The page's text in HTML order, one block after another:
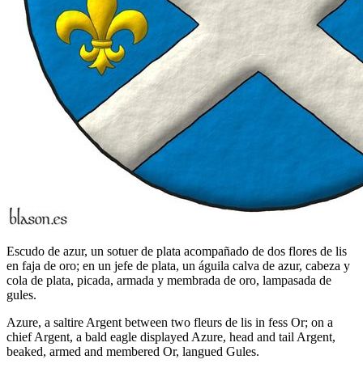
Escudo de azur, un sotuer de plata acompañado de dos flores de lis
en faja de oro; en un jefe de plata, un águila calva de azur, cabeza y
cola de plata, picada, armada y membrada de oro, lampasada de
gules.
Azure, a saltire Argent between two fleurs de lis in fess Or; on a
chief Argent, a bald eagle displayed Azure, head and tail Argent,
beaked, armed and membered Or, langued Gules.